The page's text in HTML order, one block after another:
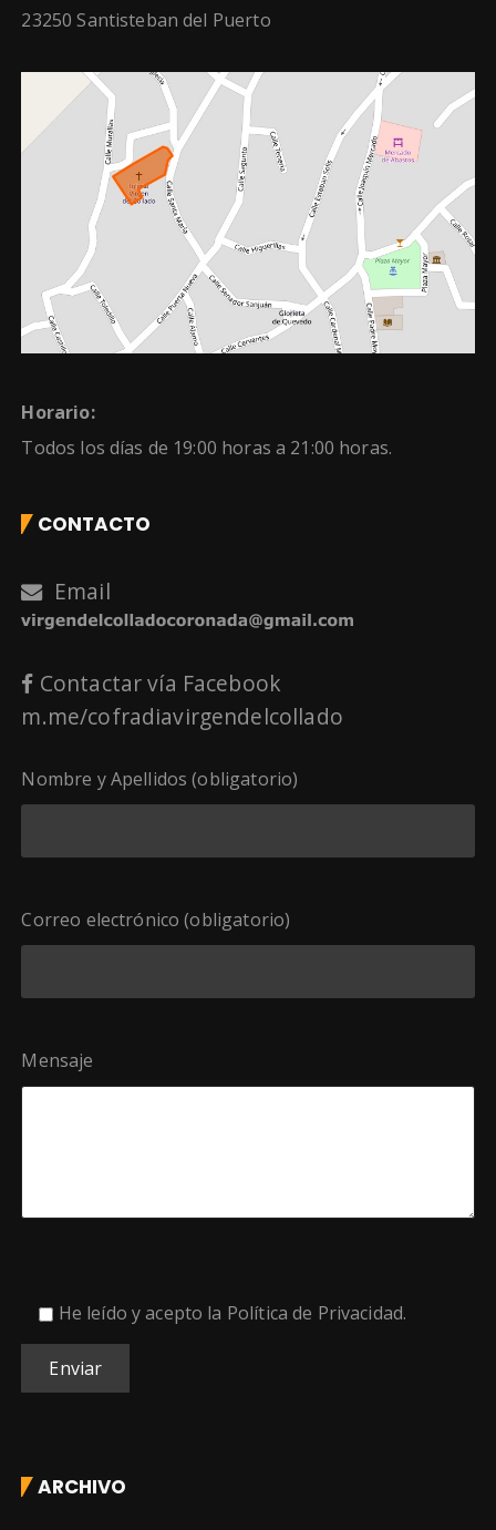
23250 Santisteban del Puerto
Horario:
Todos los días de 19:00 horas a 21:00 horas.
CONTACTO
Email
Contactar vía Facebook
m.me/cofradiavirgendelcollado
Nombre y Apellidos (obligatorio)
Correo electrónico (obligatorio)
Mensaje
He leído y acepto la Política de Privacidad.
ARCHIVO